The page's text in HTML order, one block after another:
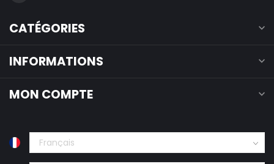
CATÉGORIES
INFORMATIONS
MON COMPTE